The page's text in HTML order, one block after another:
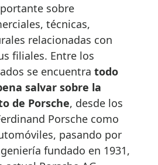
sobre
técnicas,
relacionadas con
filiales. Entre los
se encuentra todo
salvar sobre la
de Porsche, desde los
Porsche como
pasando por
fundado en 1931,